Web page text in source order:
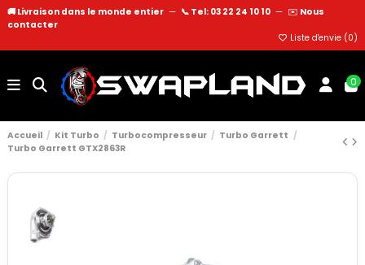
🚚 Livraison dans le monde entier — 📞 Tel: 03 22 24 10 10 — ✉️ Nous
contacter
Liste d'envie (0)
0
Accueil Kit Turbo Turbocompresseur
Turbo Garrett
Turbo Garrett GTX2863R